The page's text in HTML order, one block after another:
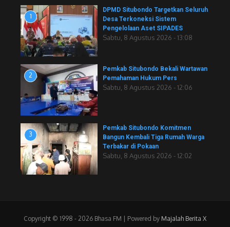
1
DPMD Situbondo Targetkan Seluruh
Desa Terkoneksi Sistem
Pengelolaan Aset SIPADES
Sabtu, 8 Agustus 2026 - 13:08
2
Pemkab Situbondo Bekali Wartawan
Pemahaman Hukum Pers
Sabtu, 8 Agustus 2026 - 12:06
3
Pemkab Situbondo Komitmen
Bangun Kembali Tiga Rumah Warga
Terbakar di Pokaan
Sabtu, 8 Agustus 2026 - 12:02
Copyright © 1998 - 2026 Bhasa FM | Powered by Majalah Berita X